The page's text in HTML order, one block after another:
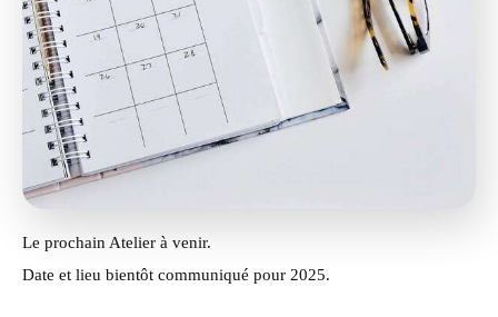
Le prochain Atelier à venir.
Date et lieu bientôt communiqué pour 2025.